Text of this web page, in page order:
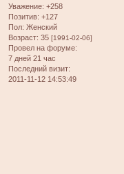
Уважение: +258
Позитив: +127
Пол: Женский
Возраст: 35 [1991-02-06]
Провел на форуме:
7 дней 21 час
Последний визит:
2011-11-12 14:53:49